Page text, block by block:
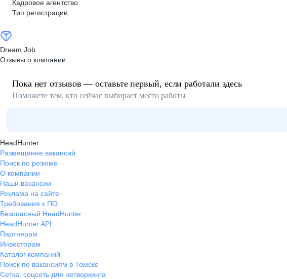
Кадровое агентство
Тип регистрации
Dream Job
Отзывы о компании
Пока нет отзывов — оставьте первый, если работали здесь
Поможете тем, кто сейчас выбирает место работы
HeadHunter
Размещение вакансий
Поиск по резюме
О компании
Наши вакансии
Реклама на сайте
Требования к ПО
Безопасный HeadHunter
HeadHunter API
Партнерам
Инвесторам
Каталог компаний
Поиск по вакансиям в Томске
Сетка: соцсеть для нетворкинга